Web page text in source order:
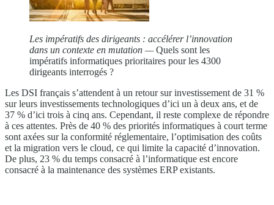
Les impératifs des dirigeants : accélérer l’innovation
dans un contexte en mutation —Quels sont les
impératifs informatiques prioritaires pour les 4300
dirigeants interrogés ?
Les DSI français s’attendent à un retour sur investissement de 31 %
sur leurs investissements technologiques d’ici un à deux ans, et de
37 % d’ici trois à cinq ans. Cependant, il reste complexe de répondre
à ces attentes. Près de 40 % des priorités informatiques à court terme
sont axées sur la conformité réglementaire, l’optimisation des coûts
et la migration vers le cloud, ce qui limite la capacité d’innovation.
De plus, 23 % du temps consacré à l’informatique est encore
consacré à la maintenance des systèmes ERP existants.